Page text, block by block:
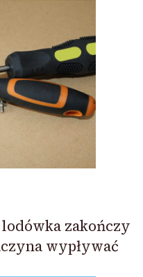
zakończy
wypływać